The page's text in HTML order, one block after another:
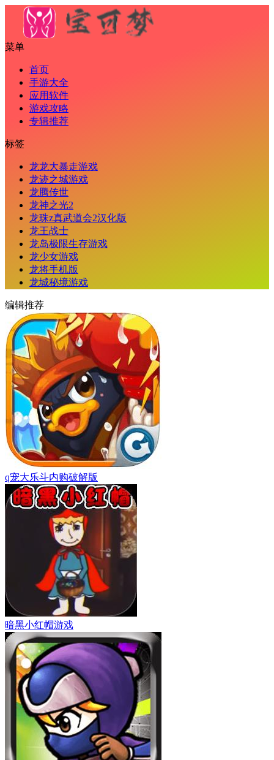
菜单
首页
手游大全
应用软件
游戏攻略
专辑推荐
标签
龙龙大暴走游戏
龙迹之城游戏
龙腾传世
龙神之光2
龙珠z真武道会2汉化版
龙王战士
龙岛极限生存游戏
龙少女游戏
龙将手机版
龙城秘境游戏
编辑推荐
q宠大乐斗内购破解版
暗黑小红帽游戏